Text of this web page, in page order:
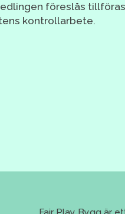
föreslås
kontrollarbete.